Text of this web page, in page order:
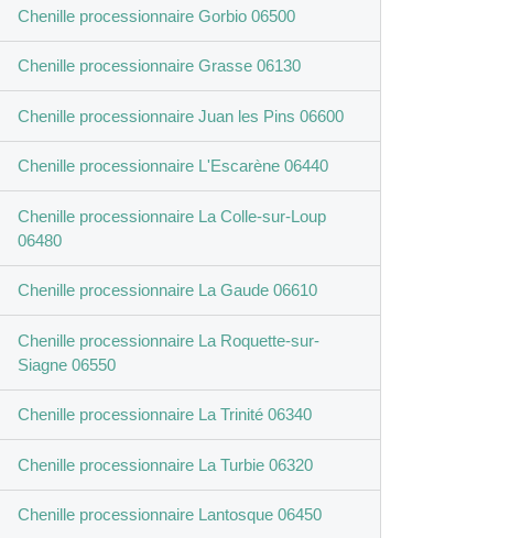
Chenille processionnaire Gorbio 06500
Chenille processionnaire Grasse 06130
Chenille processionnaire Juan les Pins 06600
Chenille processionnaire L'Escarène 06440
Chenille processionnaire La Colle-sur-Loup
06480
Chenille processionnaire La Gaude 06610
Chenille processionnaire La Roquette-sur-
Siagne 06550
Chenille processionnaire La Trinité 06340
Chenille processionnaire La Turbie 06320
Chenille processionnaire Lantosque 06450